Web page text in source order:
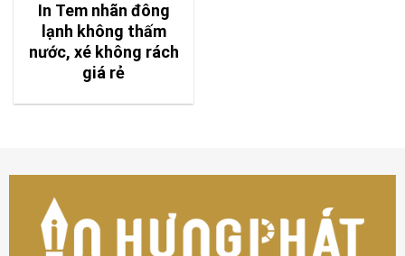
In Tem nhãn đông
lạnh không thấm
nước, xé không rách
giá rẻ